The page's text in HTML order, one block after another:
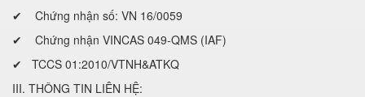
✔ Chứng nhận số: VN 16/0059
✔ Chứng nhận VINCAS 049-QMS (IAF)
✔ TCCS 01:2010/VTNH&ATKQ
III. THÔNG TIN LIÊN HỆ: